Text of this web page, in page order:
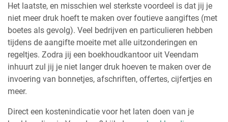
Het laatste, en misschien wel sterkste voordeel is dat jij je
niet meer druk hoeft te maken over foutieve aangiftes (met
boetes als gevolg). Veel bedrijven en particulieren hebben
tijdens de aangifte moeite met alle uitzonderingen en
regeltjes. Zodra jij een boekhoudkantoor uit Veendam
inhuurt zul jij je niet langer druk hoeven te maken over de
invoering van bonnetjes, afschriften, offertes, cijfertjes en
meer.
Direct een kostenindicatie voor het laten doen van je